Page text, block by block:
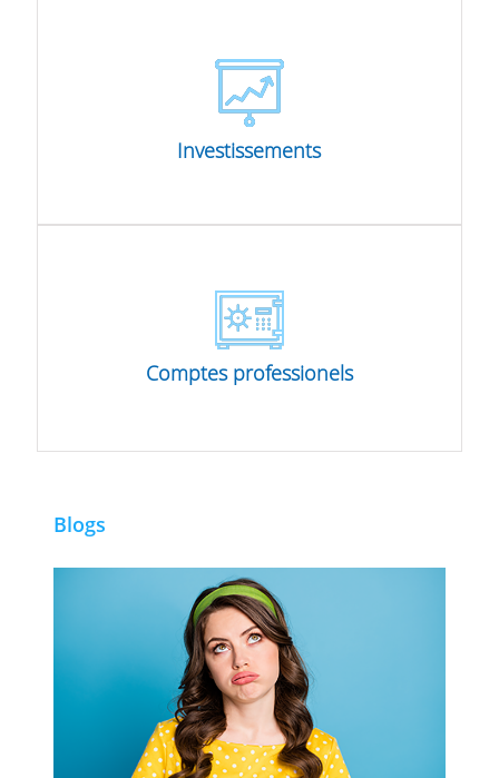
Carte de crédit
Investissements
Comptes professionels